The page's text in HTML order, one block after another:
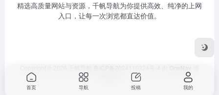
精选高质量网站与资源，千帆导航为你提供高效、纯净的上网
入口，让每一次浏览都直达价值。
首页 导航 投稿 我的